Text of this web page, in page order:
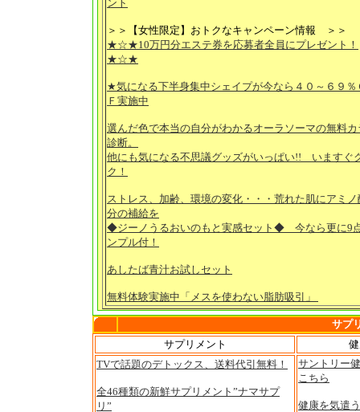
ント
＞＞【女性限定】おトクなキャンペーン情報 ＞＞
★☆★10万円分エステ券を応募者全員にプレゼント！
★☆★
★気になる下半身集中シェイプが今なら４０～６９％
Ｆ実施中
選んだ色で本当の自分がわかるオーラソーマの無料カ
診断。
他にも気になる不思議グッズがいっぱい!! いますぐ
ク！
ストレス、加齢、環境の変化・・・荒れた肌にアミノ
分の補給を
◆ジーノうるおいのもと実感セット◆ 今なら更に9
ンプル付！
あしたば青汁お試しセット
無料体験実施中「メスを使わない脂肪吸引」
サプ
サプリメント
TVで話題のデトックス、送料代引無料！
全46種類の新鮮サプリメント”ナマサプ
リ”
サントリー
こちら
健康を気遣